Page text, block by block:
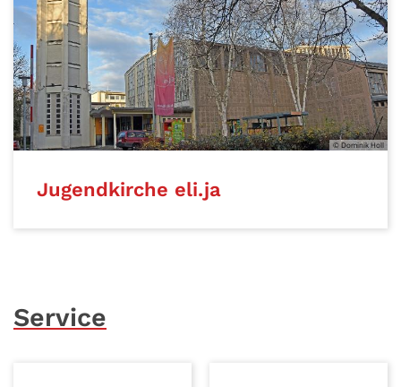
© Dominik Holl
Jugendkirche eli.ja
Service